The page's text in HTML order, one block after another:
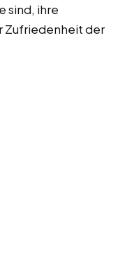
sind, ihre
Zufriedenheit der